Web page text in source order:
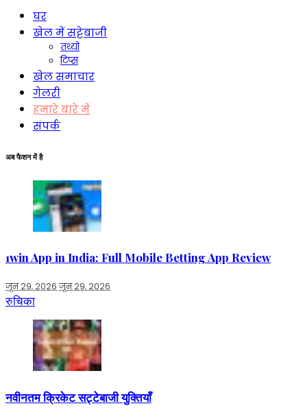
घर
खेल में सट्टेबाजी
तथ्यों
टिप्स
खेल समाचार
गेलरी
हमारे बारे में
संपर्क
अब फैशन में है
1win App in India: Full Mobile Betting App Review
जून 29, 2026 जून 29, 2026
रुचिका
नवीनतम क्रिकेट सट्टेबाजी युक्तियाँ